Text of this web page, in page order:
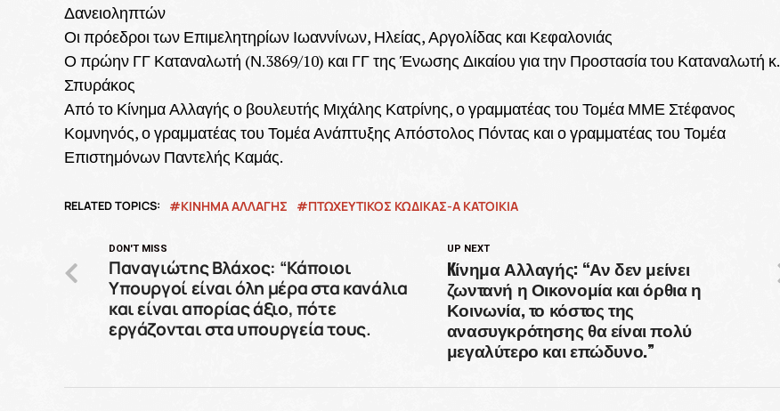
Δανειοληπτών
Οι πρόεδροι των Επιμελητηρίων Ιωαννίνων, Ηλείας, Αργολίδας και Κεφαλονιάς
Ο πρώην ΓΓ Καταναλωτή (Ν.3869/10) και ΓΓ της Ένωσης Δικαίου για την Προστασία του Καταναλωτή κ.
Σπυράκος
Από το Κίνημα Αλλαγής ο βουλευτής Μιχάλης Κατρίνης, ο γραμματέας του Τομέα ΜΜΕ Στέφανος
Κομνηνός, ο γραμματέας του Τομέα Ανάπτυξης Απόστολος Πόντας και ο γραμματέας του Τομέα
Επιστημόνων Παντελής Καμάς.
RELATED TOPICS: ΚΙΝΗΜΑ ΑΛΛΑΓΗΣ ΠΤΩΧΕΥΤΙΚΟΣ ΚΩΔΙΚΑΣ-Α ΚΑΤΟΙΚΙΑ
UP NEXT
Kίνημα Αλλαγής: “Αν δεν μείνει
ζωντανή η Οικονομία και όρθια η
Κοινωνία, το κόστος της
ανασυγκρότησης θα είναι πολύ
μεγαλύτερο και επώδυνο.”
DON'T MISS
Παναγιώτης Βλάχος: “Κάποιοι
Υπουργοί είναι όλη μέρα στα κανάλια
και είναι απορίας άξιο, πότε
εργάζονται στα υπουργεία τους.